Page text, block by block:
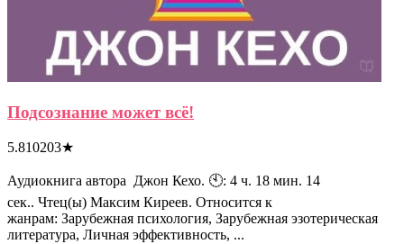
Подсознание может всё!
5.810203★
Аудиокнига автора Джон Кехо. 🕙: 4 ч. 18 мин. 14
сек.. Чтец(ы) Максим Киреев. Относится к
жанрам: Зарубежная психология, Зарубежная эзотерическая
литература, Личная эффективность, ...